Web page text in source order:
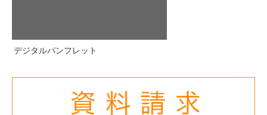
デジタルパンフレット